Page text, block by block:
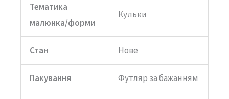
Тематика
малюнка/форми
Кульки
Стан Нове
Пакування Футляр за бажанням